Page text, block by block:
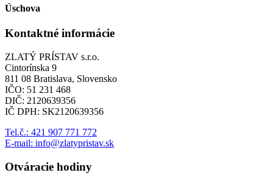
Úschova
Kontaktné informácie
ZLATÝ PRÍSTAV s.r.o.
Cintorínska 9
811 08 Bratislava, Slovensko
IČO: 51 231 468
DIČ: 2120639356
IČ DPH: SK2120639356
Tel.č.: 421 907 771 772
E-mail: info@zlatypristav.sk
Otváracie hodiny